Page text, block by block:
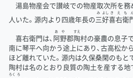
湯島物産会で讃岐での物産取次所を
人いた。源内より四歳年長の三
み
好
よし
喜右衛
きえも
喜右衛門は、 阿
あ
野
や
郡陶
すえ
村の豪農の息子
南に琴平へ向かう途上にあり、古高松か
ほど離れていた。源内は久保桑閑のもと
陶村は名のとおり良質の陶土を産する地
ろく ろ